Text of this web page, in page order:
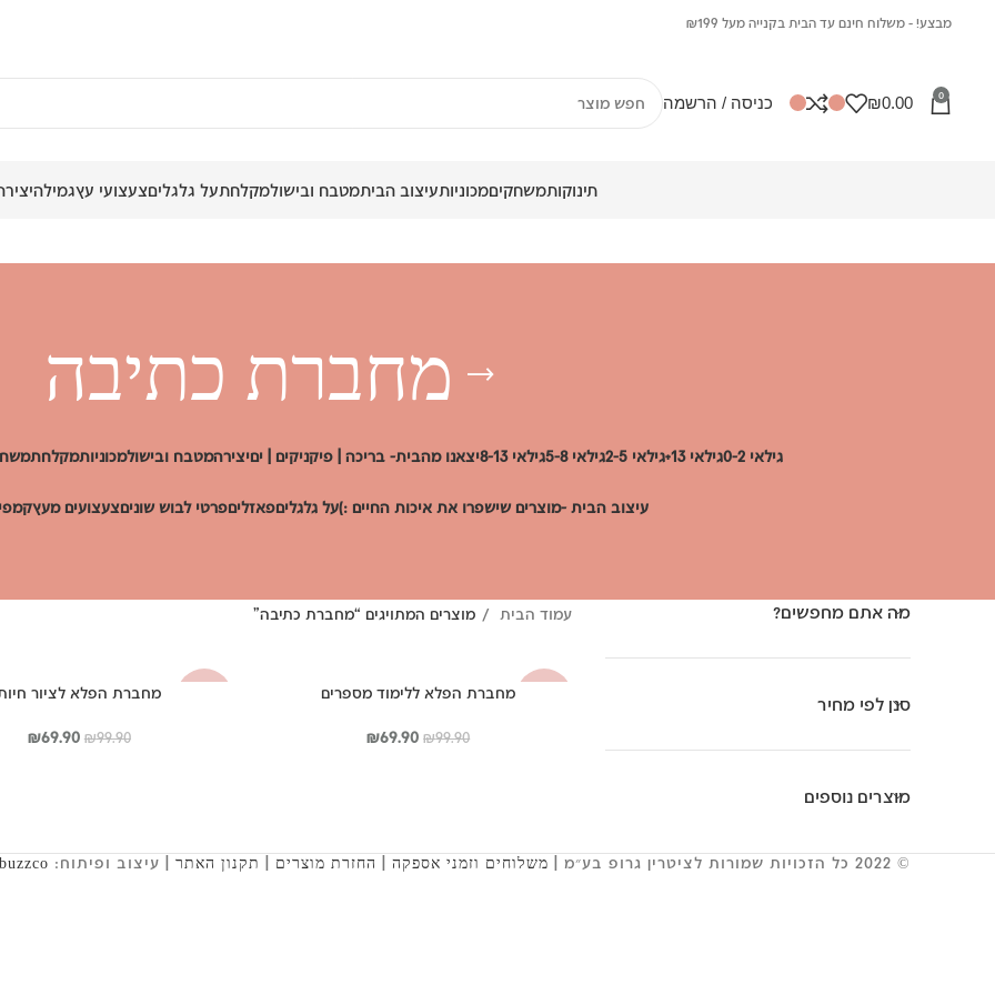
מבצע! - משלוח חינם עד הבית בקנייה מעל ₪199
0
₪0.00 כניסה / הרשמה
תינוקותמשחקיםמכוניותעיצוב הביתמטבח ובישולמקלחתעל גלגליםצעצועי עץגמילה
מחברת כתיבה
גילאי 0-2 גילאי 13+ גילאי 2-5 גילאי 5-8 גילאי 8-13 יצאנו מהבית- בריכה | פיקניקים | יםיצירהמטבח ובישולמכוניותמקלחת
עיצוב הבית -מוצרים שישפרו את איכות החיים :)על גלגליםפאזליםפרטי לבוש שוניםצעצועים מעץ
מה אתם מחפשים?
סנן לפי מחיר
מוצרים נוספים
עמוד הבית מוצרים המתויגים “מחברת כתיבה”
מחברת הפלא ללימוד מספרים
₪99.90
המחיר₪69.90
המחיר
מחברת הפלא לציור
₪99.90
המחיר₪69.90
© 2022 כל הזכויות שמורות לציטרין גרופ בע״מ | משלוחים וזמני אספקה החזרת מוצרים תקנון האתר | עיצוב ופיתוח: